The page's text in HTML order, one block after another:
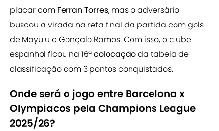
placar com Ferran Torres, mas o adversário
buscou a virada na reta final da partida com gols
de Mayulu e Gonçalo Ramos. Com isso, o clube
espanhol ficou na 16ª colocaçãoda tabela de
classificação com 3 pontos conquistados.
Onde será o jogo entre Barcelona x
Olympiacos pela Champions League
2025/26?